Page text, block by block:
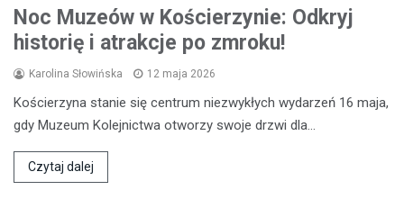
Noc Muzeów w Kościerzynie: Odkryj
historię i atrakcje po zmroku!
Karolina Słowińska 12 maja 2026
Kościerzyna stanie się centrum niezwykłych wydarzeń 16 maja,
gdy Muzeum Kolejnictwa otworzy swoje drzwi dla…
Czytaj dalej